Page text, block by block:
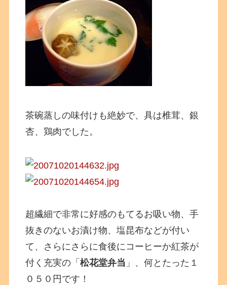
茶碗蒸しの味付けも絶妙で、具は椎茸、銀
杏、鶏肉でした。
超繊細で非常に好感のもてるお吸い物、手
抜きのないお漬け物、塩昆布などが付い
て、さらにさらに食後にコーヒーか紅茶が
付く充実の「松花堂弁当 」、何とたった１
０５０円です！